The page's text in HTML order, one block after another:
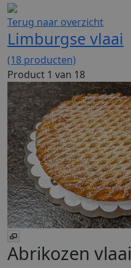
Terug naar overzicht
Limburgse vlaai
(18 producten)
Product 1 van 18
Abrikozen vlaai